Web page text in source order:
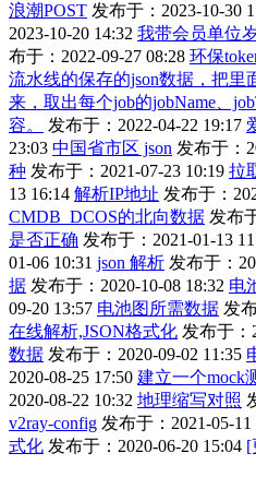
浪潮POST 发布于：2023-10-30
2023-10-20 14:32 我带会员单位
布于：2022-09-27 08:28 环保
流水线的保存的json数据，把里
来，取出每个job的jobName、
容。
发布于：2022-04-22 19:17
23:03 中国省市区 json 发布于：
种 发布于：2021-07-23 10:19 拉
13 16:14 解析IP地址 发布于：
CMDB_DCOS的北向数据 发布
是否正确 发布于：2021-01-13
01-06 10:31 json 解析 发布于：
据 发布于：2020-10-08 18:32 电
09-20 13:57 电池图所需数据 发
在线解析,JSON格式化 发布于：
数据 发布于：2020-09-02 11:35
2020-08-25 17:50 建立一个mock
2020-08-22 10:32 地理缩写对照
v2ray-config 发布于：2021-05-11
式化 发布于：2020-06-20 15:04 [